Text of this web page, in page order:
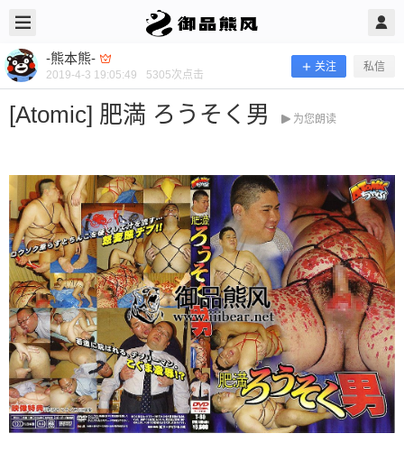
-熊本熊-
2019-4-3 19:05:49 5305次点击
关注 私信
[Atomic] 肥満 ろうそく男 为您朗读
-熊本熊- @ 御品熊风 2019/4/03
[Atomic] 肥満 ろうそく男
当前隐藏内容需要支付100熊币 已有78人支付 登录
立刻注册 0 收藏